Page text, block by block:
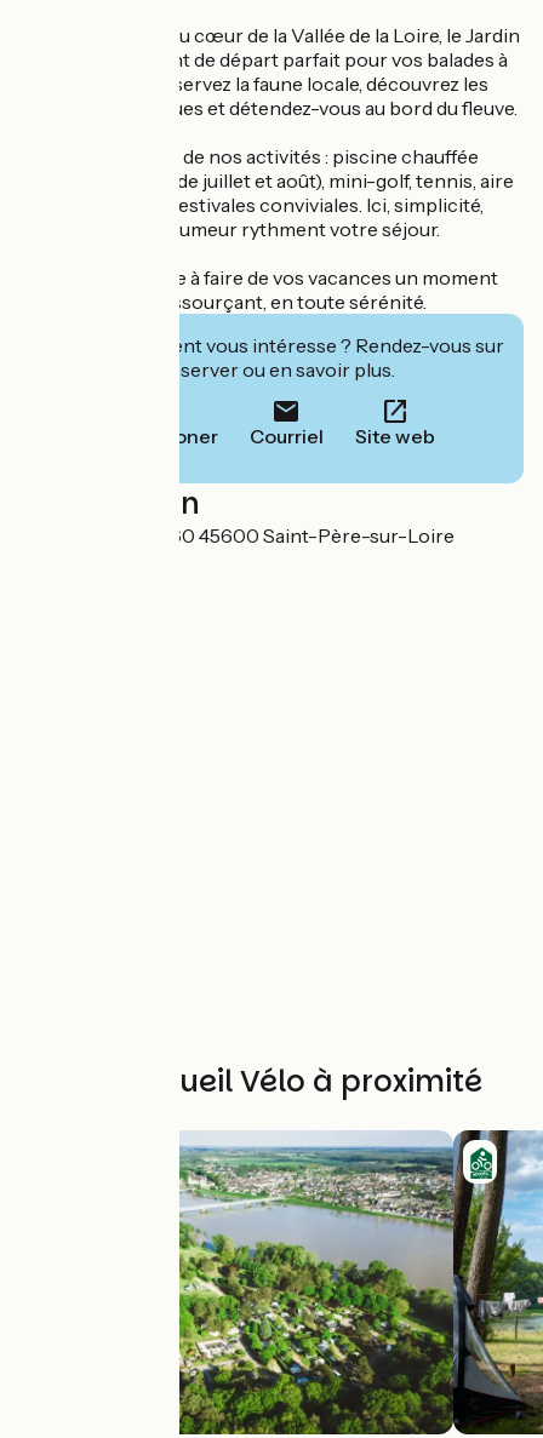
Idéalement situé au cœur de la Vallée de la Loire, le Jardin
de Sully est le point de départ parfait pour vos balades à
pied ou à vélo. Observez la faune locale, découvrez les
villages pittoresques et détendez-vous au bord du fleuve.
Sur place, profitez de nos activités : piscine chauffée
(ouverte les mois de juillet et août), mini-golf, tennis, aire
de jeux et soirées estivales conviviales. Ici, simplicité,
nature et bonne humeur rythment votre séjour.
Notre équipe veille à faire de vos vacances un moment
authentique et ressourçant, en toute sérénité.
Cet établissement vous intéresse ? Rendez-vous sur
leur site pour réserver ou en savoir plus.
Téléphoner Courriel Site web
Localisation
1 rue d'Orléans D60 45600 Saint-Père-sur-Loire
Autres Accueil Vélo à proximité